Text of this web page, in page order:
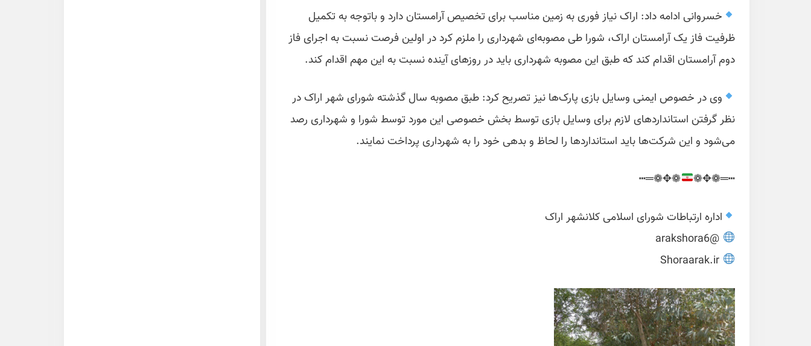
خسروانی ادامه داد: اراک نیاز فوری به زمین مناسب برای تخصیص آرامستان دارد و باتوجه به تکمیل
ظرفیت فاز یک آرامستان اراک، شورا طی مصوبه‌ای شهرداری را ملزم کرد در اولین فرصت نسبت به اجرای فاز
دوم آرامستان اقدام کند که طبق این مصوبه شهرداری باید در روزهای آینده نسبت به این مهم اقدام کند.
وی در خصوص ایمنی وسایل بازی پارک‌ها نیز تصریح کرد: طبق مصوبه سال گذشته شورای شهر اراک در
نظر گرفتن استانداردهای لازم برای وسایل بازی توسط بخش خصوصی این مورد توسط شورا و شهرداری رصد
می‌شود و این شرکت‌ها باید استانداردها را لحاظ و بدهی خود را به شهرداری پرداخت نمایند.
┅═❁✥❁
❁✥❁═┅
اداره ارتباطات شورای اسلامی کلانشهر اراک
@arakshora6